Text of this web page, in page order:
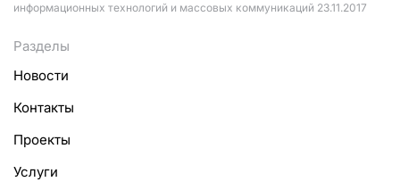
информационных технологий и массовых коммуникаций 23.11.2017
Разделы
Новости
Контакты
Проекты
Услуги